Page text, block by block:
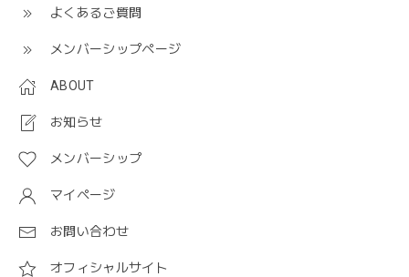
よくあるご質問
メンバーシップページ
ABOUT
お知らせ
メンバーシップ
マイページ
お問い合わせ
オフィシャルサイト